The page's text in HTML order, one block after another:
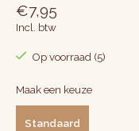
€7,95
Incl. btw
Op voorraad (5)
Maak een keuze
Standaard